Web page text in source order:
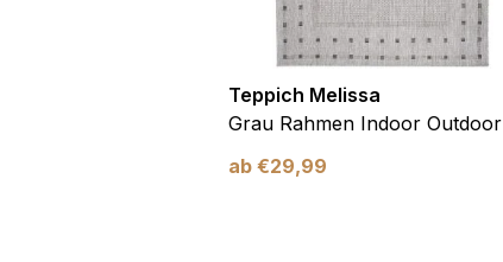
Teppich Melissa
Grau Rahmen Indoor Outdoor
ab €29,99